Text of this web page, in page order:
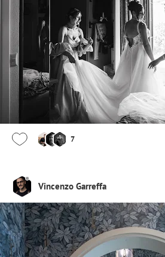
7
Vincenzo Garreffa